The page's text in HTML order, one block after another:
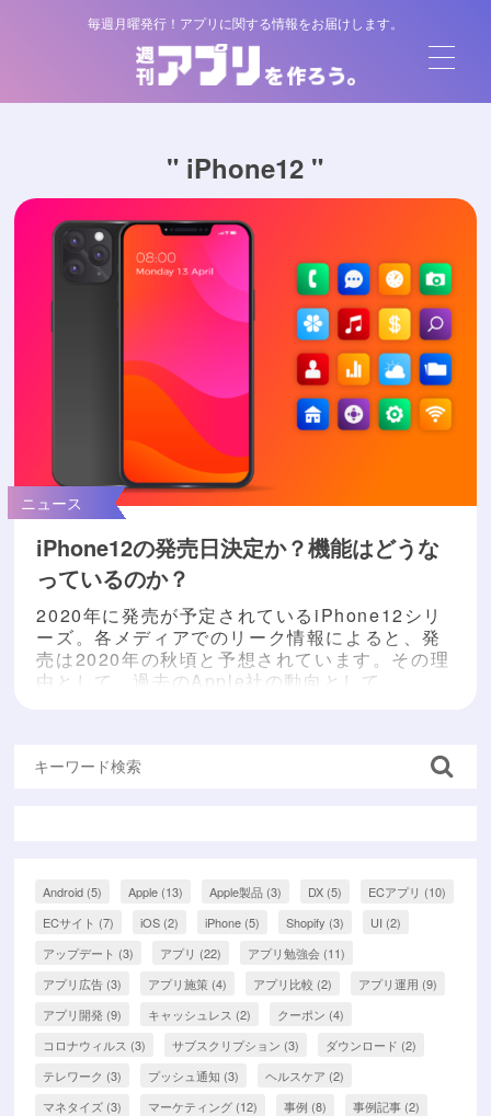
毎週月曜発行！アプリに関する情報をお届けします。
" iPhone12 "
ニュース
iPhone12の発売日決定か？機能はどうな
っているのか？
2020年に発売が予定されているiPhone12シリ
ーズ。各メディアでのリーク情報によると、発
売は2020年の秋頃と予想されています。その理
由として、過去のApple社の動向として、
と考えられます。 さて、そんなiPhone12シリ
Android (5) Apple (13) Apple製品 (3) DX (5) ECアプリ (10)
ECサイト (7) iOS (2) iPhone (5) Shopify (3) UI (2)
アップデート (3) アプリ (22) アプリ勉強会 (11)
アプリ広告 (3) アプリ施策 (4) アプリ比較 (2) アプリ運用 (9)
アプリ開発 (9) キャッシュレス (2) クーポン (4)
コロナウィルス (3) サブスクリプション (3) ダウンロード (2)
テレワーク (3) プッシュ通知 (3) ヘルスケア (2)
マネタイズ (3) マーケティング (12) 事例 (8) 事例記事 (2)